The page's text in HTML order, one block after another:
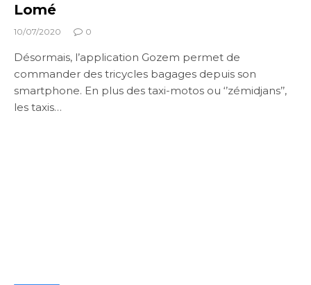
Lomé
10/07/2020 0
Désormais, l’application Gozem permet de
commander des tricycles bagages depuis son
smartphone. En plus des taxi-motos ou ‘’zémidjans’’,
les taxis…